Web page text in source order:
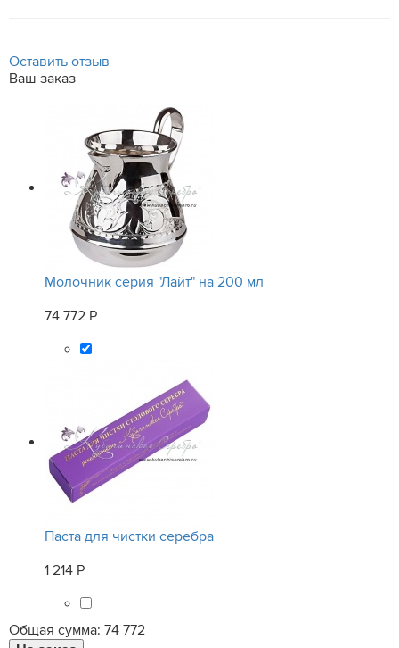
Оставить отзыв
Ваш заказ
Молочник серия "Лайт" на 200 мл
74 772 Р
Паста для чистки серебра
1 214 Р
Общая сумма: 74 772